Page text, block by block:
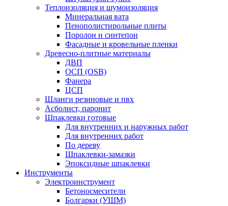
Теплоизоляция и шумоизоляция
Минеральная вата
Пенополистирольные плиты
Поролон и синтепон
Фасадные и кровельные пленки
Древесно-плитные материалы
ДВП
ОСП (OSB)
Фанера
ЦСП
Шланги резиновые и пвх
Асболист, паронит
Шпаклевки готовые
Для внутренних и наружных работ
Для внутренних работ
По дереву
Шпаклевки-замазки
Эпоксидные шпаклевки
Инструменты
Электроинструмент
Бетоносмесители
Болгарки (УШМ)